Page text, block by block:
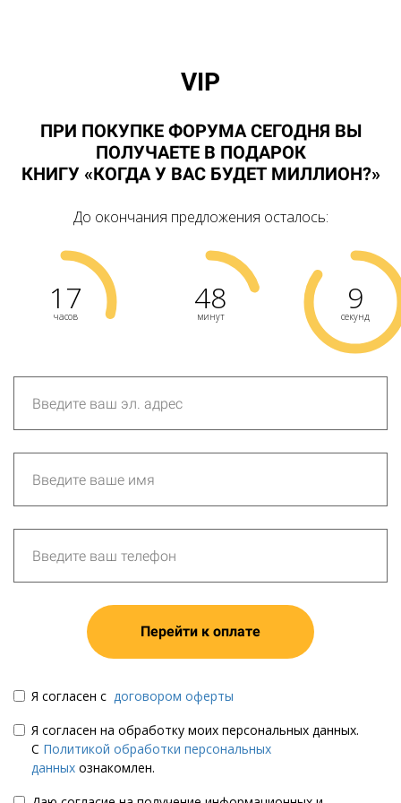
VIP
ПРИ ПОКУПКЕ ФОРУМАСЕГОДНЯ ВЫ
ПОЛУЧАЕТЕ В ПОДАРОК
КНИГУ «КОГДА У ВАС БУДЕТ МИЛЛИОН?»
До окончания предложения осталось:
17
часов 48
минут 9
секунд
Перейти к оплате
Я согласен с договором оферты
Я согласен на обработку моих персональных данных.
С Политикой обработки персональных
данных ознакомлен.